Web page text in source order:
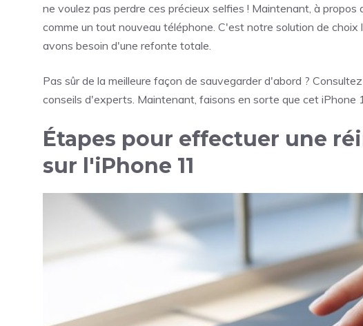
ne voulez pas perdre ces précieux selfies ! Maintenant, à
comme un tout nouveau téléphone. C'est notre solution de
avons besoin d'une refonte totale.
Pas sûr de la meilleure façon de sauvegarder d'abord ?
conseils d'experts. Maintenant, faisons en sorte que cet iPhone
Étapes pour effectuer une
sur l'iPhone 11